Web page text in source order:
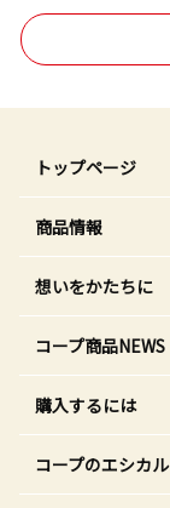
トップページ
商品情報
想いをかたちに
コープ商品NEWS
購入するには
コープのエシカル